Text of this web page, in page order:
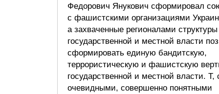
Федорович Янукович сформировал
с фашистскими организациями
а захваченные регионалами структуры
государственной и местной власти
сформировать единую бандитскую,
террористическую и фашистскую
государственной и местной власти. Т,
очевидными, совершенно понятными